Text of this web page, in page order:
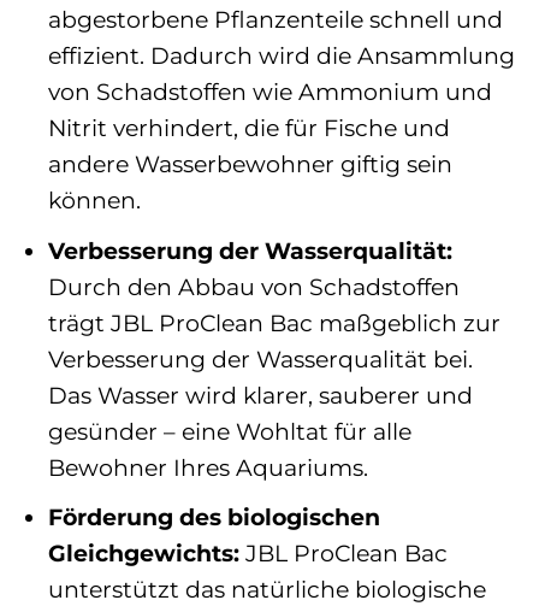
abgestorbene Pflanzenteile schnell und
effizient. Dadurch wird die Ansammlung
von Schadstoffen wie Ammonium und
Nitrit verhindert, die für Fische und
andere Wasserbewohner giftig sein
können.
Verbesserung der Wasserqualität:
Durch den Abbau von Schadstoffen
trägt JBL ProClean Bac maßgeblich zur
Verbesserung der Wasserqualität bei.
Das Wasser wird klarer, sauberer und
gesünder – eine Wohltat für alle
Bewohner Ihres Aquariums.
Förderung des biologischen
Gleichgewichts:JBL ProClean Bac
unterstützt das natürliche biologische